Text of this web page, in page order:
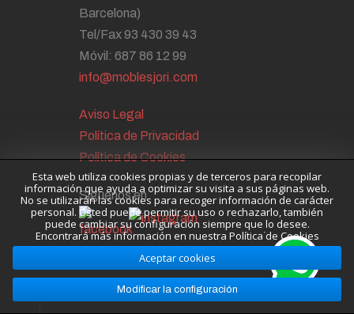
Barcelona)
Tel/Fax 93 430 39 43
Móvil: 687 86 12 99
info@moblesjori.com
Aviso Legal
Política de Privacidad
Política de Cookies
Síguenos en
Esta web utiliza cookies propias y de terceros para recopilar
información que ayuda a optimizar su visita a sus páginas web.
No se utilizarán las cookies para recoger información de carácter
personal. Usted puede permitir su uso o rechazarlo, también
puede cambiar su configuración siempre que lo desee.
Encontrará más información en nuestra Política de Cookies
Aceptar cookies
Modificar la configuración